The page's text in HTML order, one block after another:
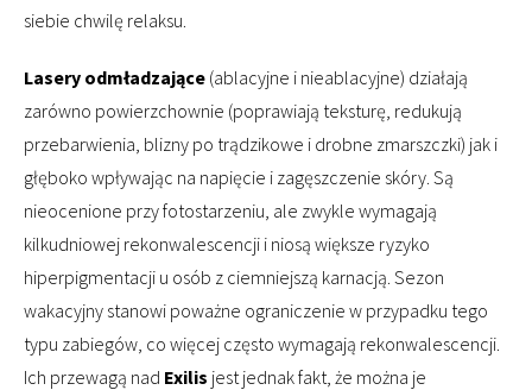
siebie chwilę relaksu.
Lasery odmładzające (ablacyjne i nieablacyjne) działają
zarówno powierzchownie (poprawiają teksturę, redukują
przebarwienia, blizny po trądzikowe i drobne zmarszczki) jak i
głęboko wpływając na napięcie i zagęszczenie skóry. Są
nieocenione przy fotostarzeniu, ale zwykle wymagają
kilkudniowej rekonwalescencji i niosą większe ryzyko
hiperpigmentacji u osób z ciemniejszą karnacją. Sezon
wakacyjny stanowi poważne ograniczenie w przypadku tego
typu zabiegów, co więcej często wymagają rekonwalescencji.
Ich przewagą nad Exilis jest jednak fakt, że można je